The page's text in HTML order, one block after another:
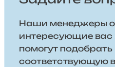
Наши менеджеры
интересующие вас
помогут подобрать
соответствующую